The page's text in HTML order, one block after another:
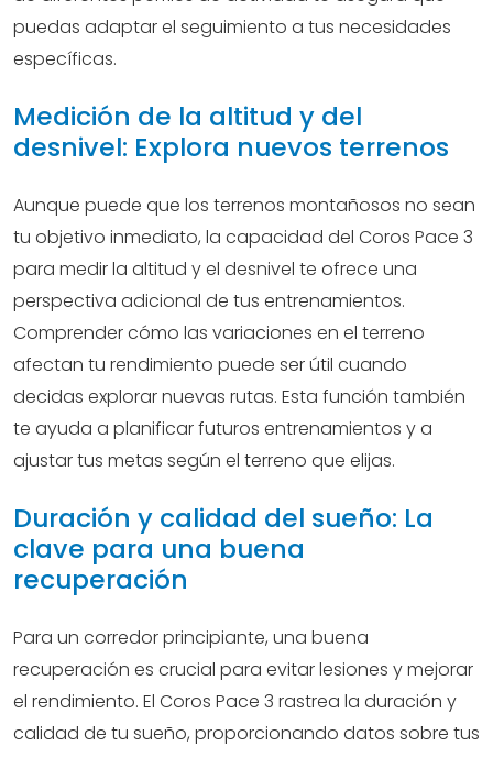
puedas adaptar el seguimiento a tus necesidades
específicas.
Medición de la altitud y del
desnivel: Explora nuevos terrenos
Aunque puede que los terrenos montañosos no sean
tu objetivo inmediato, la capacidad del Coros Pace 3
para medir la altitud y el desnivel te ofrece una
perspectiva adicional de tus entrenamientos.
Comprender cómo las variaciones en el terreno
afectan tu rendimiento puede ser útil cuando
decidas explorar nuevas rutas. Esta función también
te ayuda a planificar futuros entrenamientos y a
ajustar tus metas según el terreno que elijas.
Duración y calidad del sueño: La
clave para una buena
recuperación
Para un corredor principiante, una buena
recuperación es crucial para evitar lesiones y mejorar
el rendimiento. El Coros Pace 3 rastrea la duración y
calidad de tu sueño, proporcionando datos sobre tus